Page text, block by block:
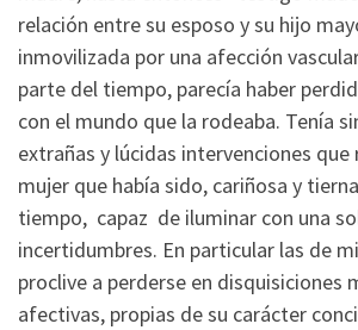
relación entre su esposo y su hijo
inmovilizada por una afección
parte del tiempo, parecía haber
con el mundo que la rodeaba. Tenía
extrañas y lúcidas intervenciones que
mujer que había sido, cariñosa y
tiempo, capaz de iluminar con una
incertidumbres. En particular las de
proclive a perderse en disquisiciones
afectivas, propias de su carácter